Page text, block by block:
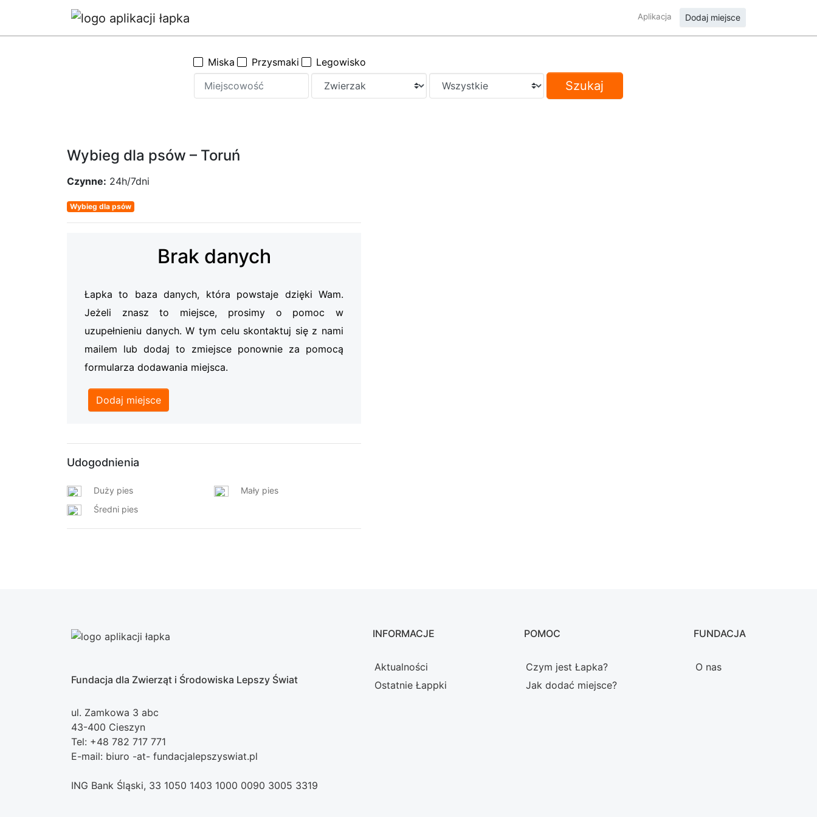
Aplikacja Dodaj miejsce
Miska Przysmaki Legowisko
Szukaj
Wybieg dla psów – Toruń
Czynne: 24h/7dni
Wybieg dla psów
Brak danych
Łapka to baza danych, która powstaje dzięki Wam.
Jeżeli znasz to miejsce, prosimy o pomoc w
uzupełnieniu danych. W tym celu skontaktuj się z nami
mailem lub dodaj to zmiejsce ponownie za pomocą
formularza dodawania miejsca.
Dodaj miejsce
Udogodnienia
Duży pies
Mały pies
Średni pies
Fundacja dla Zwierząt i Środowiska Lepszy Świat
ul. Zamkowa 3 abc
43-400 Cieszyn
Tel: +48 782 717 771
E-mail: biuro -at- fundacjalepszyswiat.pl
INFORMACJE
Aktualności
Ostatnie Łappki
POMOC
Czym jest Łapka?
Jak dodać miejsce?
FUNDACJA
O nas
ING Bank Śląski, 33 1050 1403 1000 0090 3005 3319